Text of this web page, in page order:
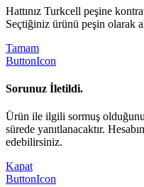
Hattınız Turkcell peşine
Seçtiğiniz ürünü peşin olarak
Tamam
ButtonIcon
Sorunuz İletildi.
Ürün ile ilgili sormuş
sürede yanıtlanacaktır.
edebilirsiniz.
Kapat
ButtonIcon